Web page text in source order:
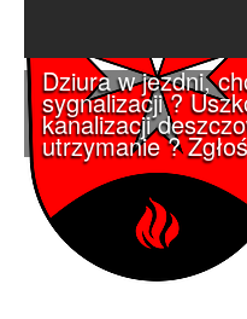
Dziura w jezdni,
sygnalizacji ?
kanalizacji
utrzymanie ?